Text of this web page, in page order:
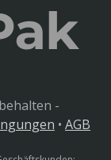
-
• AGB